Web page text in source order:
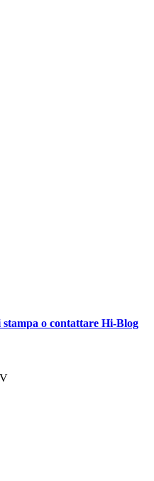
o contattare Hi-Blog